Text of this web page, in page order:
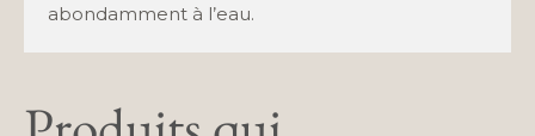
abondamment à l’eau.